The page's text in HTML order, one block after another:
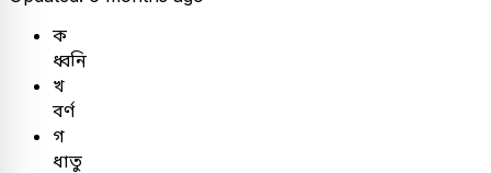
ক
ধ্বনি
খ
বর্ণ
গ
ধাতু